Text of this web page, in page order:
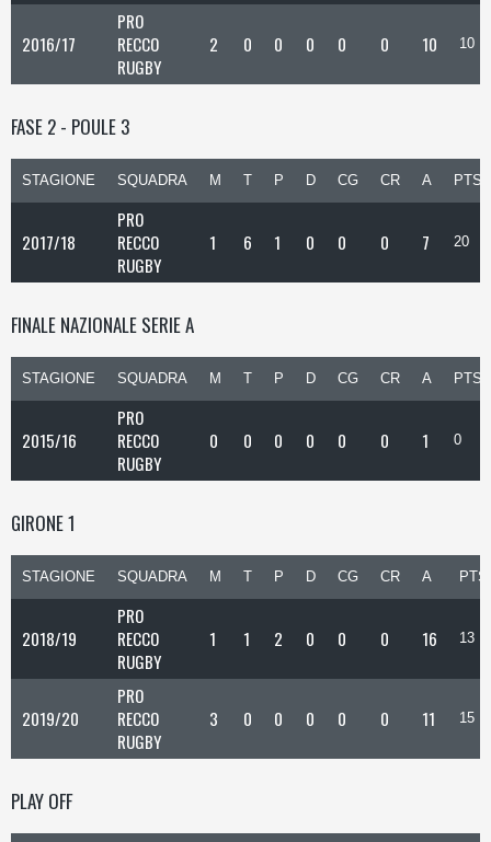
2016/17
PRO
RECCO
RUGBY
2 0 0 0 0 0 10 10
FASE 2 - POULE 3
STAGIONE SQUADRA M T P D CG CR A PTS
2017/18
PRO
RECCO
RUGBY
1 6 1 0 0 0 7 20
FINALE NAZIONALE SERIE A
STAGIONE SQUADRA M T P D CG CR A PTS
2015/16
PRO
RECCO
RUGBY
0 0 0 0 0 0 1 0
GIRONE 1
STAGIONE SQUADRA M T P D CG CR A PTS
2018/19
PRO
RECCO
RUGBY
1 1 2 0 0 0 16 13
2019/20
PRO
RECCO
RUGBY
3 0 0 0 0 0 11 15
PLAY OFF